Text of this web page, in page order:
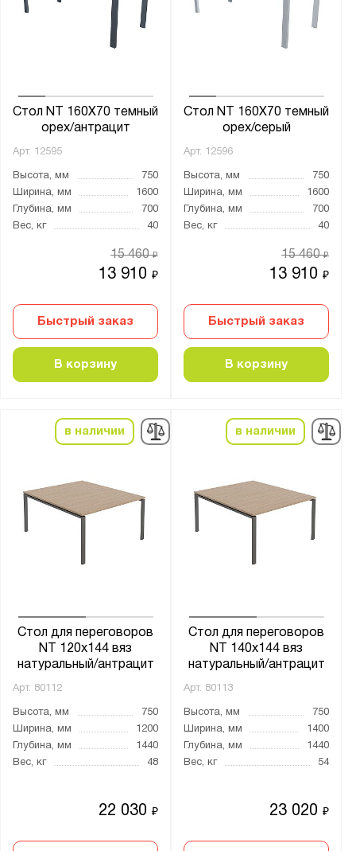
Стол NT 160X70 темный
орех/антрацит
Арт. 12595
Высота, мм
750
Ширина, мм
1600
Глубина, мм
700
Вес, кг
40
13 910₽
15 460₽
Быстрый заказ
В корзину
Стол NT 160X70 темный
орех/серый
Арт. 12596
Высота, мм
750
Ширина, мм
1600
Глубина, мм
700
Вес, кг
40
13 910₽
15 460₽
Быстрый заказ
В корзину
в наличии
Стол для переговоров
NT 120х144 вяз
натуральный/антрацит
Арт. 80112
Высота, мм
750
Ширина, мм
1200
Глубина, мм
1440
Вес, кг
48
22 030₽
в наличии
Стол для переговоров
NT 140х144 вяз
натуральный/антрацит
Арт. 80113
Высота, мм
750
Ширина, мм
1400
Глубина, мм
1440
Вес, кг
54
23 020₽